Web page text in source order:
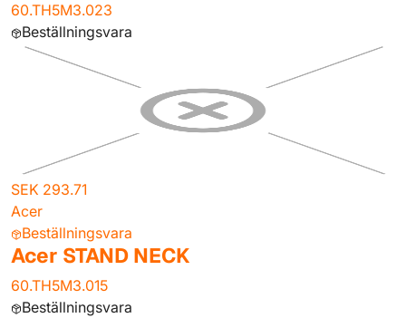
60.TH5M3.023
Beställningsvara
SEK 293.71
Acer
Beställningsvara
Acer STAND NECK
60.TH5M3.015
Beställningsvara